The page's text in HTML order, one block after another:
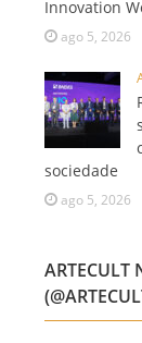
Innovation
ago 5, 2026
sociedade
ago 5, 2026
ARTECULT